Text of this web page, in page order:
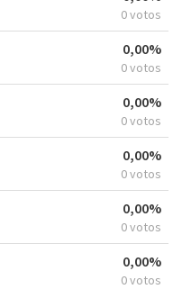
0 votos
0,00%
0 votos
0,00%
0 votos
0,00%
0 votos
0,00%
0 votos
0,00%
0 votos